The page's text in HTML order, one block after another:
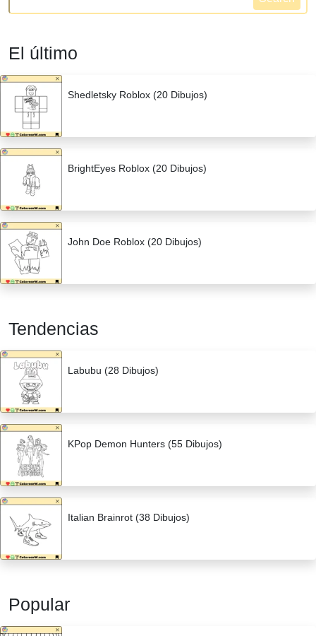
El último
Shedletsky Roblox (20 Dibujos)
BrightEyes Roblox (20 Dibujos)
John Doe Roblox (20 Dibujos)
Tendencias
Labubu (28 Dibujos)
KPop Demon Hunters (55 Dibujos)
Italian Brainrot (38 Dibujos)
Popular